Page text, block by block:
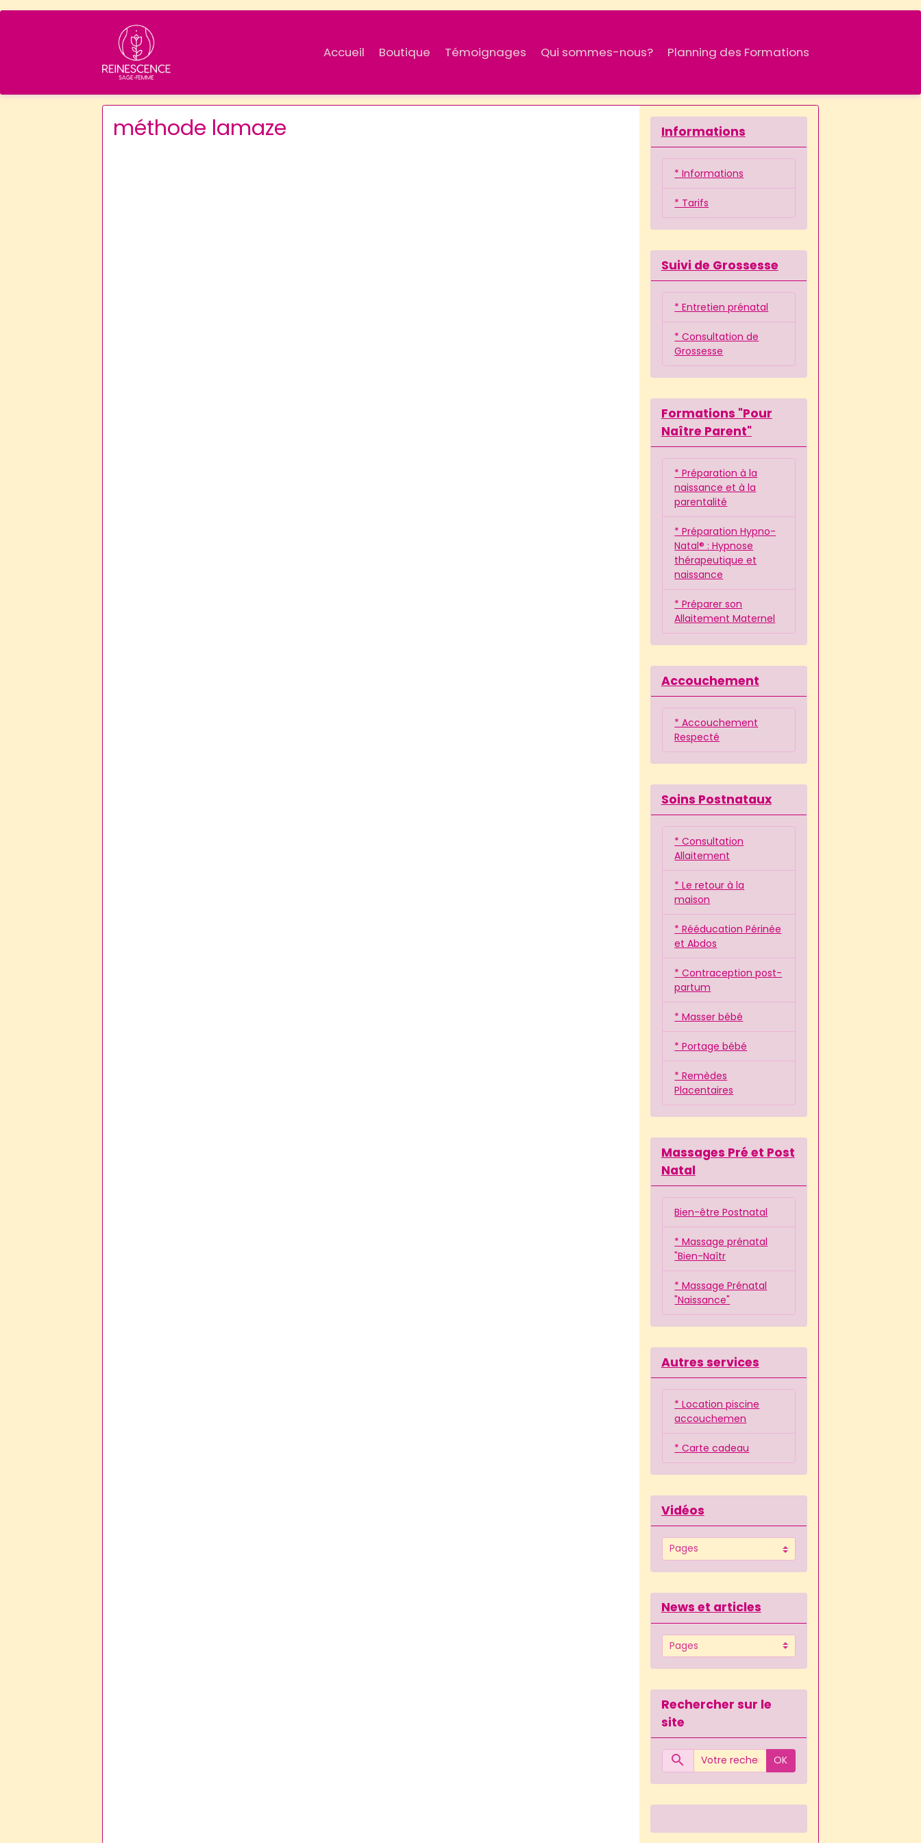
Accueil Boutique Témoignages Qui sommes-nous? Planning des Formations
méthode lamaze Informations
* Informations
* Tarifs
Suivi de Grossesse
* Entretien prénatal
* Consultation de
Grossesse
Formations "Pour
Naître Parent"
* Préparation à la
naissance et à la
parentalité
* Préparation Hypno-
Natal® : Hypnose
thérapeutique et
naissance
* Préparer son
Allaitement Maternel
Accouchement
* Accouchement
Respecté
Soins Postnataux
* Consultation
Allaitement
* Le retour à la
maison
* Rééducation Périnée
et Abdos
* Contraception post-
partum
* Masser bébé
* Portage bébé
* Remèdes
Placentaires
Massages Pré et Post
Natal
Bien-être Postnatal
* Massage prénatal
"Bien-Naîtr
* Massage Prénatal
"Naissance"
Autres services
* Location piscine
accouchemen
* Carte cadeau
Vidéos
News et articles
Rechercher sur le
site
OK